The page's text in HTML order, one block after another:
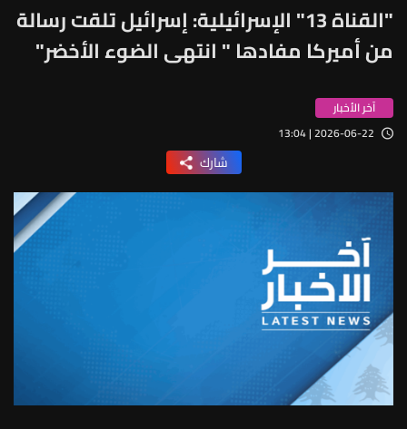
"القناة 13" الإسرائيلية: إسرائيل تلقت رسالة
من أميركا مفادها " انتهى الضوء الأخضر"
آخر الأخبار
2026-06-22 | 13:04
شارك